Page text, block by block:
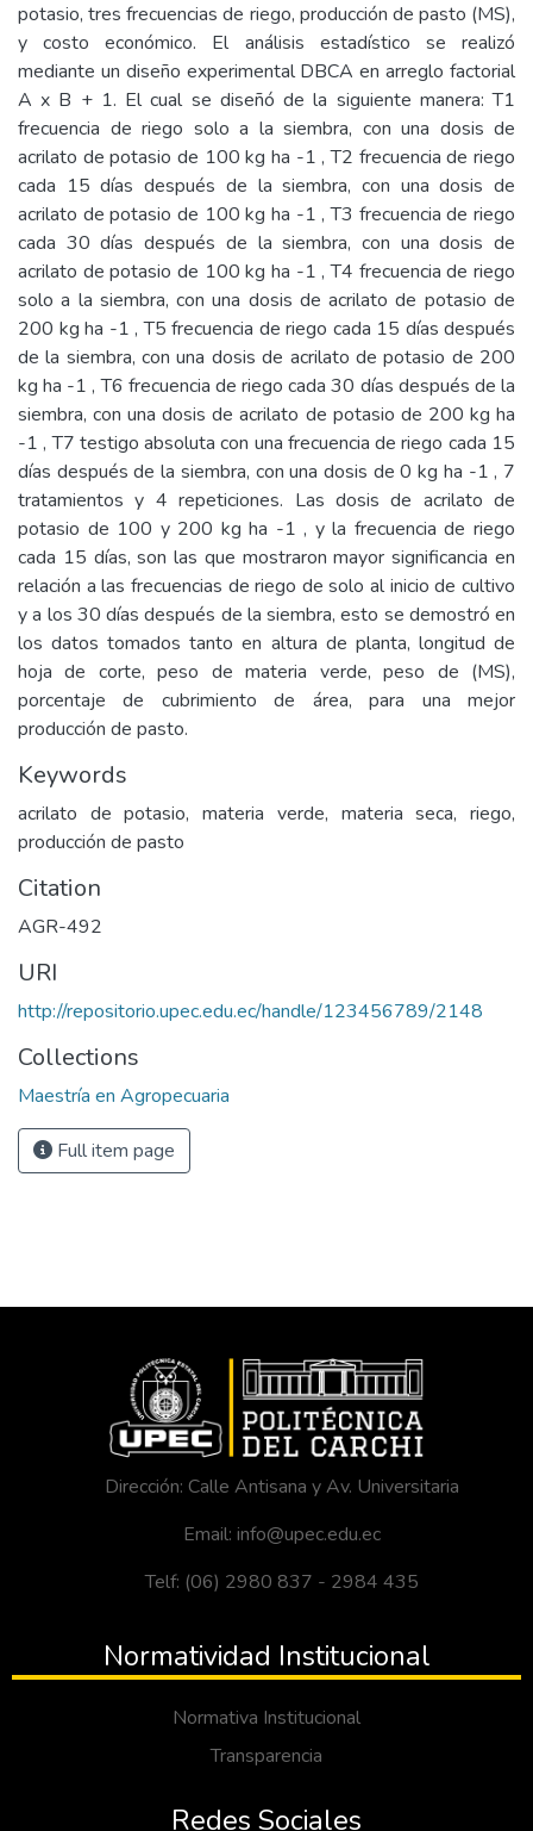
potasio, tres frecuencias de riego, producción de pasto (MS),
y costo económico. El análisis estadístico se realizó
mediante un diseño experimental DBCA en arreglo factorial
A x B + 1. El cual se diseñó de la siguiente manera: T1
frecuencia de riego solo a la siembra, con una dosis de
acrilato de potasio de 100 kg ha -1 , T2 frecuencia de riego
cada 15 días después de la siembra, con una dosis de
acrilato de potasio de 100 kg ha -1 , T3 frecuencia de riego
cada 30 días después de la siembra, con una dosis de
acrilato de potasio de 100 kg ha -1 , T4 frecuencia de riego
solo a la siembra, con una dosis de acrilato de potasio de
200 kg ha -1 , T5 frecuencia de riego cada 15 días después
de la siembra, con una dosis de acrilato de potasio de 200
kg ha -1 , T6 frecuencia de riego cada 30 días después de la
siembra, con una dosis de acrilato de potasio de 200 kg ha
-1 , T7 testigo absoluta con una frecuencia de riego cada 15
días después de la siembra, con una dosis de 0 kg ha -1 , 7
tratamientos y 4 repeticiones. Las dosis de acrilato de
potasio de 100 y 200 kg ha -1 , y la frecuencia de riego
cada 15 días, son las que mostraron mayor significancia en
relación a las frecuencias de riego de solo al inicio de cultivo
y a los 30 días después de la siembra, esto se demostró en
los datos tomados tanto en altura de planta, longitud de
hoja de corte, peso de materia verde, peso de (MS),
porcentaje de cubrimiento de área, para una mejor
producción de pasto.
Keywords
acrilato de potasio, materia verde, materia seca, riego,
producción de pasto
Citation
AGR-492
URI
http://repositorio.upec.edu.ec/handle/123456789/2148
Collections
Maestría en Agropecuaria
Full item page
Dirección: Calle Antisana y Av. Universitaria
Email: info@upec.edu.ec
Telf: (06) 2980 837 - 2984 435
Normatividad Institucional
Normativa Institucional
Transparencia
Redes Sociales